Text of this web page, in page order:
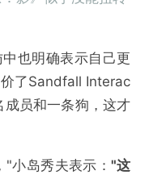
也明确表示自己更
了Sandfall Interac
员和一条狗，这才
小岛秀夫表示： "这